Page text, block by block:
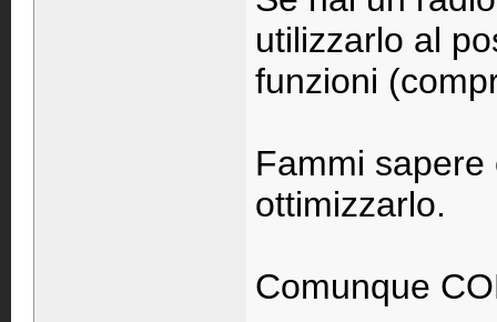
utilizzarlo al
funzioni
Fammi
ottimizzarlo.
Comunque